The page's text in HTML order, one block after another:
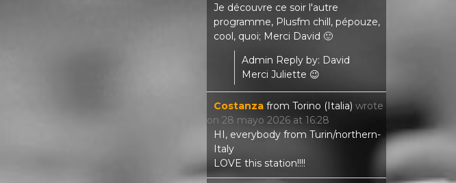
Je découvre ce soir l'autre
programme, Plusfm chill, pépouze,
cool, quoi; Merci David 🙂
Admin Reply by: David
Merci Juliette 😉
Costanza from Torino (Italia) wrote
on 28 mayo 2026 at 16:28
HI, everybody from Turin/northern-
Italy
LOVE this station!!!!